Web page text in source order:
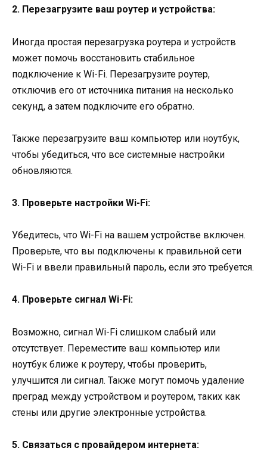
2. Перезагрузите ваш роутер и устройства:
Иногда простая перезагрузка роутера и устройств
может помочь восстановить стабильное
подключение к Wi-Fi. Перезагрузите роутер,
отключив его от источника питания на несколько
секунд, а затем подключите его обратно.
Также перезагрузите ваш компьютер или ноутбук,
чтобы убедиться, что все системные настройки
обновляются.
3. Проверьте настройки Wi-Fi:
Убедитесь, что Wi-Fi на вашем устройстве включен.
Проверьте, что вы подключены к правильной сети
Wi-Fi и ввели правильный пароль, если это требуется.
4. Проверьте сигнал Wi-Fi:
Возможно, сигнал Wi-Fi слишком слабый или
отсутствует. Переместите ваш компьютер или
ноутбук ближе к роутеру, чтобы проверить,
улучшится ли сигнал. Также могут помочь удаление
преград между устройством и роутером, таких как
стены или другие электронные устройства.
5. Связаться с провайдером интернета: